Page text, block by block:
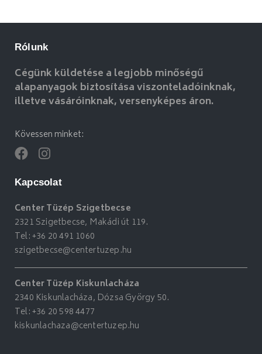
Rólunk
Cégünk küldetése a legjobb minőségű
alapanyagok biztosítása viszonteladóinknak,
illetve vásáróinknak, versenyképes áron.
Kövessen minket:
Kapcsolat
Center Tüzép Szigetbecse
2321 Szigetbecse, Makádi út 119.
Tel:+36 20 491 1060
szigetbecse@centertuzep.hu
Center Tüzép Kiskunlacháza
2340 Kiskunlacháza, Dózsa György 50.
Tel:+36 20 598 4477
kiskunlachaza@centertuzep.hu